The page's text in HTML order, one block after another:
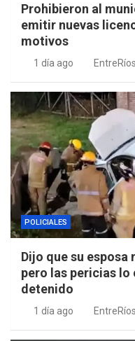
Prohibieron al
emitir nuevas
motivos
1 día ago
POLICIALES
Dijo que su
pero las pericias
detenido
1 día ago